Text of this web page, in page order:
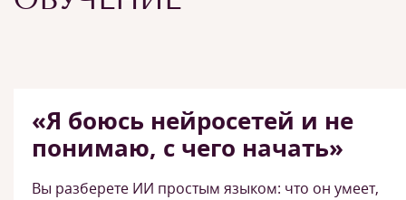
«Я боюсь нейросетей и не
понимаю, с чего начать»
Вы разберете ИИ простым языком: что он умеет,